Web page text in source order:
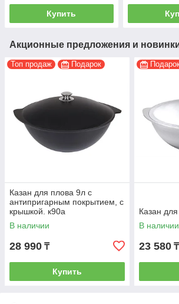
Купить
Акционные предложения и
Топ продаж Подарок
Казан для плова 9л с
антипригарным покрытием, с
крышкой. к90а
В наличии
28 990 ₸
Купить
Казан
В наличии
23 580 ₸